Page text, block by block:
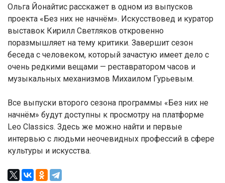
Ольга Йонайтис расскажет в одном из выпусков
проекта «Без них не начнём». Искусствовед и куратор
выставок Кирилл Светляков откровенно
поразмышляет на тему критики. Завершит сезон
беседа с человеком, который зачастую имеет дело с
очень редкими вещами — реставратором часов и
музыкальных механизмов Михаилом Гурьевым.
Все выпуски второго сезона программы «Без них не
начнём» будут доступны к просмотру на платформе
Leo Classics. Здесь же можно найти и первые
интервью с людьми неочевидных профессий в сфере
культуры и искусства.